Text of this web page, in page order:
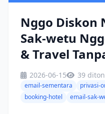
Nggo Diskon
Sak-wetu
& Travel
2026-06-15 39
email-sementara privasi-
booking-hotel
email-sak-